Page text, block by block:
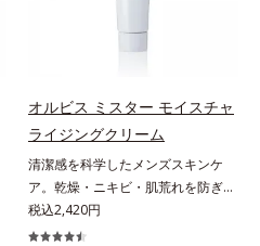
内スキンケアシリーズの保湿力*3
年齢に応じたお手入れのこと*4 う
るおいによる*5 乾燥、ハリ・ツヤ
ロニセラカエルレア果汁、ノバラエ
キス配合＝うるおいを与えハリと透
明感に満ちた肌へ導く保湿成分*9
メマツヨイグサ抽出液、スイカズラ
エキス配合＝角層のすみずみまで水
分・油分を保ち、ハリ・ツヤを与え
る保湿成分*10 気持ちのこと各商品
おいで満たす成分で、髪も地肌も贅
沢にケアします。さらにうるおいを
行き渡らせる浸透力と、うるおいを
用。髪のうねりを抑え、スタイリン
グのしやすい、ずっと触れていたく
なるうるツヤ髪へと導きます。ヒノ
キ、ラベンダー、ゼラニウムによる
リフレッシュアロマの香りで、バス
ルームがここちよいリラックス空間
に。*1 うねり、パサつき*2 保湿成
オルビス ミスター モイスチャ
ライジングクリーム
清潔感を科学したメンズスキンケ
ア。乾燥・ニキビ・肌荒れを防ぎハ
リ・ツヤのある、好印象な清潔透明
肌(*1)へ。オルビスミスターは、男
税込2,420円